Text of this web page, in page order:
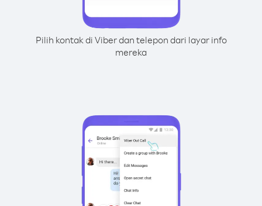
Pilih kontak di Viber dan telepon dari layar info
mereka